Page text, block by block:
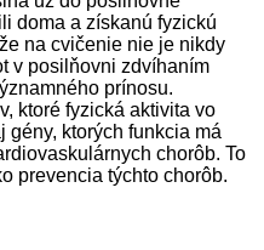
doma a získanú fyzickú
na cvičenie nie je nikdy
v posilňovni zdvíhaním
prínosu.
ktoré fyzická aktivita vo
gény, ktorých funkcia má
chorôb. To
prevencia týchto chorôb.